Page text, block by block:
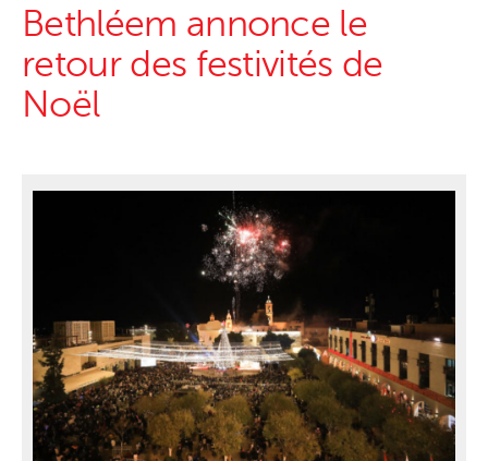
Bethléem annonce le
retour des festivités de
Noël